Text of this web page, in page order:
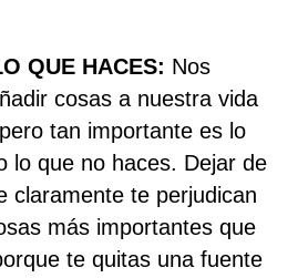
QUE HACES: Nos
cosas a nuestra vida
tan importante es lo
lo que no haces. Dejar de
claramente te perjudican
más importantes que
te quitas una fuente